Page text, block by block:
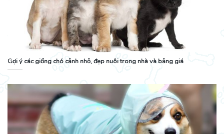
Gợi ý các giống chó cảnh nhỏ, đẹp nuôi trong nhà và bảng giá